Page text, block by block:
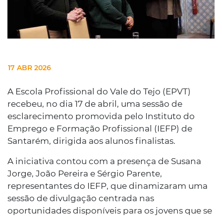
17 ABR 2026
A Escola Profissional do Vale do Tejo (EPVT)
recebeu, no dia 17 de abril, uma sessão de
esclarecimento promovida pelo Instituto do
Emprego e Formação Profissional (IEFP) de
Santarém, dirigida aos alunos finalistas.
A iniciativa contou com a presença de Susana
Jorge, João Pereira e Sérgio Parente,
representantes do IEFP, que dinamizaram uma
sessão de divulgação centrada nas
oportunidades disponíveis para os jovens que se